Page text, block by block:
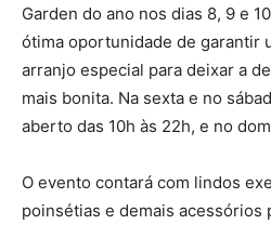
Garden do ano nos dias 8, 9 e
ótima oportunidade de garantir
arranjo especial para deixar a
mais bonita. Na sexta e no
aberto das 10h às 22h, e no
O evento contará com lindos
poinsétias e demais acessórios